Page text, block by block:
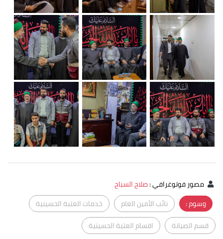
مصور فوتوغرافي:صلاح السباح
وسوم :
نائب الأمين العام
خدمات العتبة الحسينية
قسم الصيانة
اقسام العتبة الحسينية